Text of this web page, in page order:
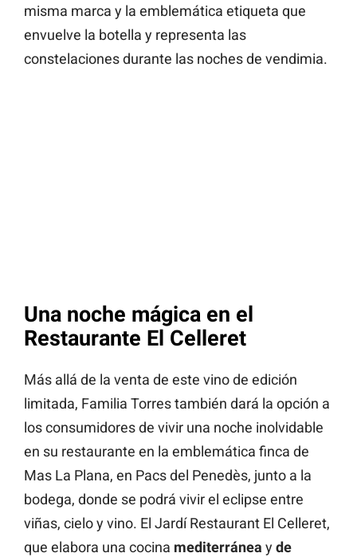
misma marca y la emblemática etiqueta que
envuelve la botella y representa las
constelaciones durante las noches de vendimia.
Una noche mágica en el
Restaurante El Celleret
Más allá de la venta de este vino de edición
limitada, Familia Torres también dará la opción a
los consumidores de vivir una noche inolvidable
en su restaurante en la emblemática finca de
Mas La Plana, en Pacs del Penedès, junto a la
bodega, donde se podrá vivir el eclipse entre
viñas, cielo y vino. El Jardí Restaurant El Celleret,
que elabora una cocina mediterránea y de